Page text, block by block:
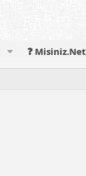
❓ Misiniz.Net